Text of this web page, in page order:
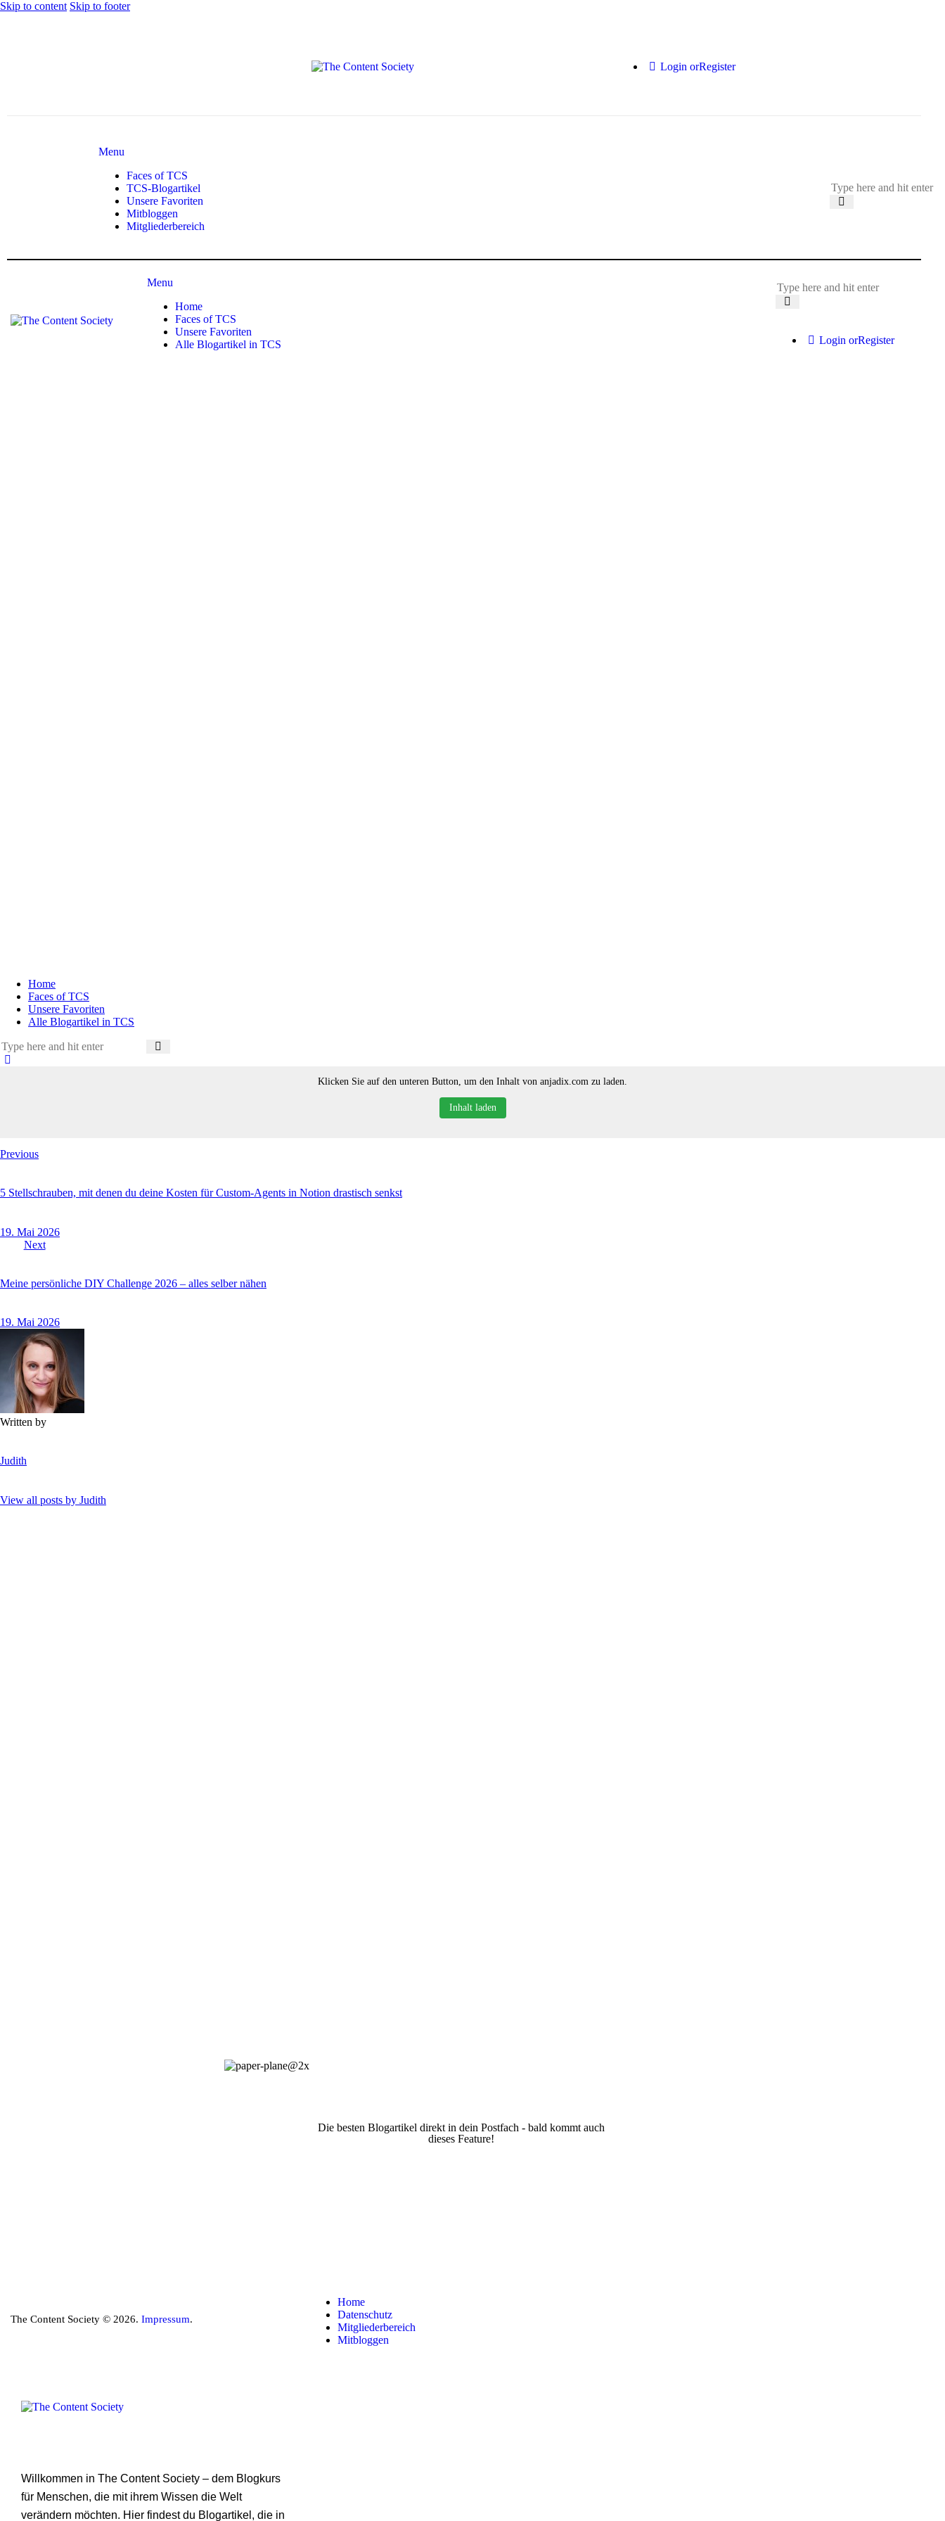
Skip to content Skip to footer
Login orRegister
Menu
Faces of TCS
TCS-Blogartikel
Unsere Favoriten
Mitbloggen
Mitgliederbereich
Menu
Home
Faces of TCS
Unsere Favoriten
Alle Blogartikel in TCS
Login orRegister
Home
Faces of TCS
Unsere Favoriten
Alle Blogartikel in TCS
Klicken Sie auf den unteren Button, um den Inhalt von anjadix.com zu laden.
Inhalt laden
Previous
5 Stellschrauben, mit denen du deine Kosten für Custom-Agents in Notion drastisch senkst
19. Mai 2026
Next
Meine persönliche DIY Challenge 2026 – alles selber nähen
19. Mai 2026
Written by
Judith
View all posts by Judith
Die besten Blogartikel direkt in dein Postfach - bald kommt auch
dieses Feature!
The Content Society © 2026. Impressum.
Home
Datenschutz
Mitgliederbereich
Mitbloggen
Willkommen in The Content Society – dem Blogkurs
für Menschen, die mit ihrem Wissen die Welt
verändern möchten. Hier findest du Blogartikel, die in